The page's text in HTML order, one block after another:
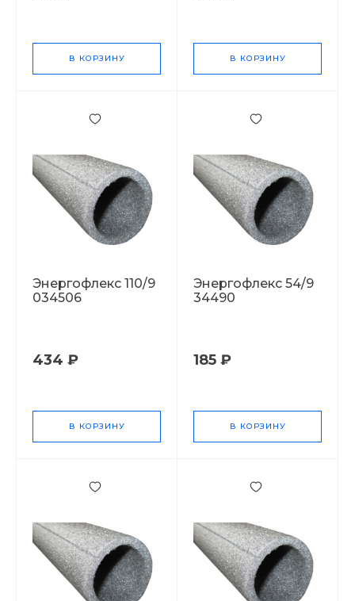
В КОРЗИНУ В КОРЗИНУ
Энергофлекс 110/9
034506
434 ₽
В КОРЗИНУ
Энергофлекс 54/9
34490
185 ₽
В КОРЗИНУ